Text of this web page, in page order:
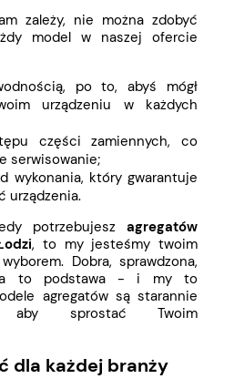
zależy, nie można zdobyć
model w naszej ofercie
po to, abyś mógł
urządzeniu w każdych
części zamiennych, co
serwisowanie;
wykonania, który gwarantuje
urządzenia.
potrzebujesz agregatów
, to my jesteśmy twoim
Dobra, sprawdzona,
to podstawa - i my to
agregatów są starannie
aby sprostać Twoim
dla każdej branży